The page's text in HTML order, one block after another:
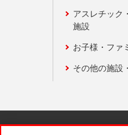
アスレチック
施設
お子様・ファ
その他の施設